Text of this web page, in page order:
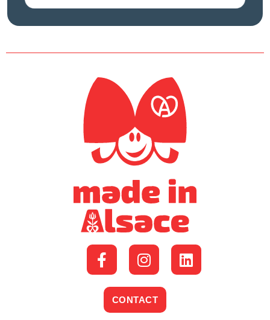
CONTACT